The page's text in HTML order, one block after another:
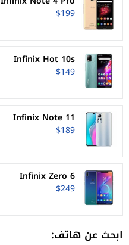
$199
Infinix Hot 10s
$149
Infinix Note 11
$189
Infinix Zero 6
$249
ابحث عن هاتف: